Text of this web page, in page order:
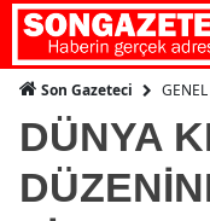
Son Gazeteci GENEL
DÜNYA